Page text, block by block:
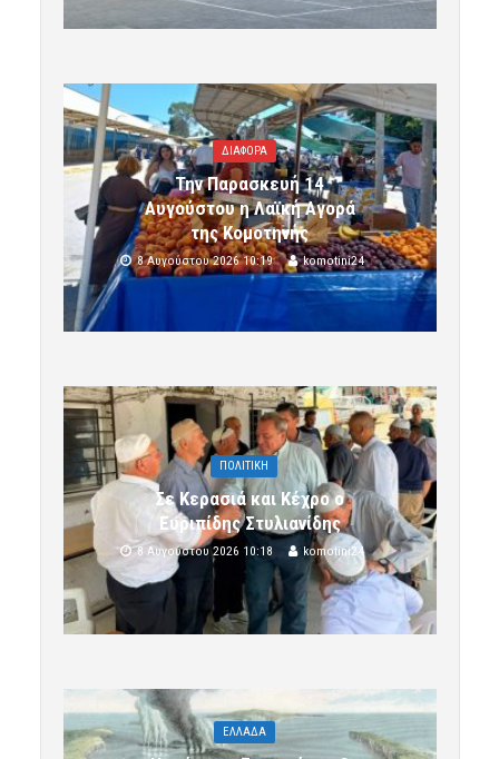
ΔΙΑΦΟΡΑ
Την Παρασκευή 14
Αυγούστου η Λαϊκή Αγορά
της Κομοτηνής
8 Αυγούστου 2026 10:19 komotini24
ΠΟΛΙΤΙΚΗ
Σε Κερασιά και Κέχρο ο
Ευριπίδης Στυλιανίδης
8 Αυγούστου 2026 10:18 komotini24
ΕΛΛΑΔΑ